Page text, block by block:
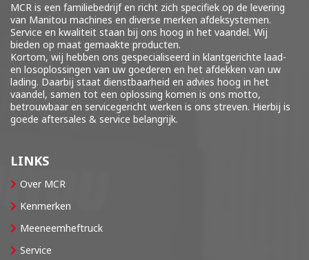
MCR is een familiebedrijf en richt zich specifiek op de levering
van Manitou machines en diverse merken afdeksystemen.
Service en kwaliteit staan bij ons hoog in het vaandel. Wij
bieden op maat gemaakte producten.
Kortom, wij hebben ons gespecialiseerd in klantgerichte laad-
en losoplossingen van uw goederen en het afdekken van uw
lading. Daarbij staat dienstbaarheid en advies hoog in het
vaandel, samen tot een oplossing komen is ons motto,
betrouwbaar en servicegericht werken is ons streven. Hierbij is
goede aftersales & service belangrijk.
LINKS
Over MCR
Kenmerken
Meeneemheftruck
Service